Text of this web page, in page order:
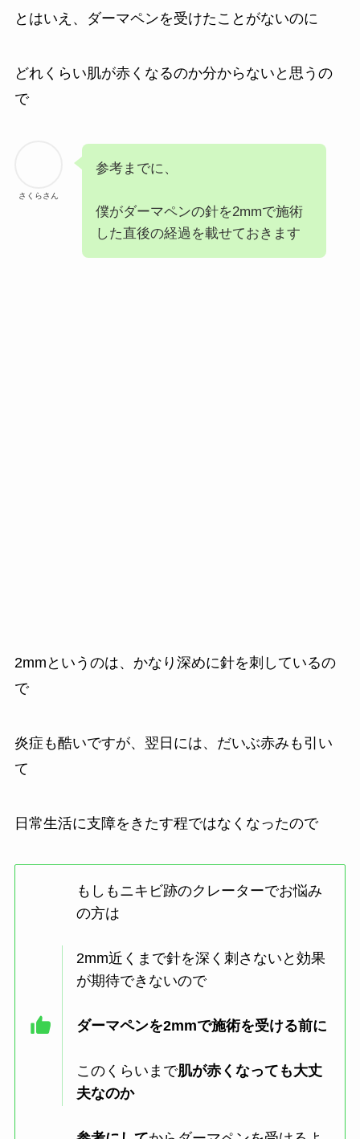
とはいえ、ダーマペンを受けたことがないのに
どれくらい肌が赤くなるのか分からないと思うの
で
さくらさん
参考までに、
僕がダーマペンの針を2mmで施術
した直後の経過を載せておきます
2mmというのは、かなり深めに針を刺しているの
で
炎症も酷いですが、翌日には、だいぶ赤みも引い
て
日常生活に支障をきたす程ではなくなったので
もしもニキビ跡のクレーターでお悩み
の方は
2mm近くまで針を深く刺さないと効果
が期待できないので
ダーマペンを2mmで施術を受ける前に
このくらいまで肌が赤くなっても大丈
夫なのか